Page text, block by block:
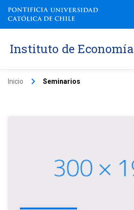
Instituto de Economía
Inicio keyboard_arrow_right Seminarios